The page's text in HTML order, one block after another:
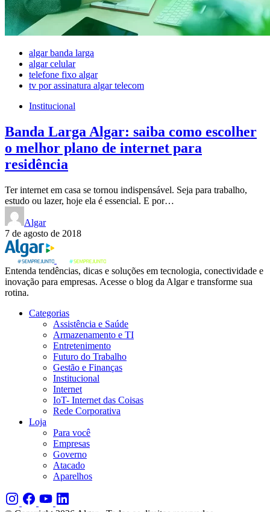
algar banda larga
algar celular
telefone fixo algar
tv por assinatura algar telecom
Institucional
Banda Larga Algar: saiba como escolher
o melhor plano de internet para
residência
Ter internet em casa se tornou indispensável. Seja para trabalho,
estudo ou lazer, hoje ela é essencial. E por…
Algar
7 de agosto de 2018
Entenda tendências, dicas e soluções em tecnologia, conectividade e
inovação para empresas. Acesse o blog da Algar e transforme sua
rotina.
Categorias
Assistência e Saúde
Armazenamento e TI
Entretenimento
Futuro do Trabalho
Gestão e Finanças
Institucional
Internet
IoT- Internet das Coisas
Rede Corporativa
Loja
Para você
Empresas
Governo
Atacado
Aparelhos